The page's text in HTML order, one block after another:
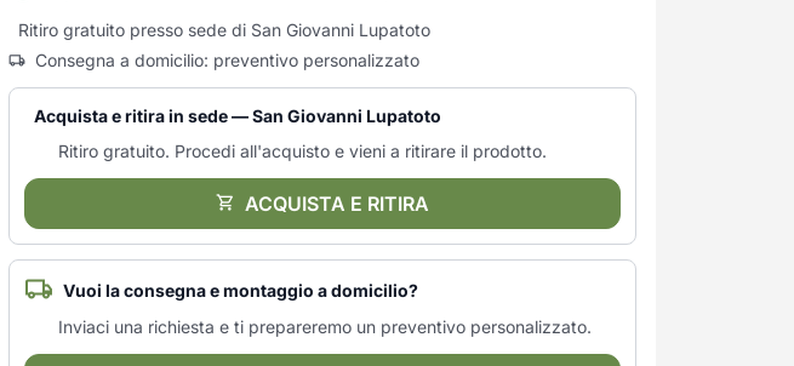
Ritiro gratuito presso sede di San Giovanni Lupatoto
Consegna a domicilio: preventivo personalizzato
Acquista e ritira in sede — San Giovanni Lupatoto
Ritiro gratuito. Procedi all'acquisto e vieni a ritirare il prodotto.
ACQUISTA E RITIRA
Vuoi la consegna e montaggio a domicilio?
Inviaci una richiesta e ti prepareremo un preventivo personalizzato.